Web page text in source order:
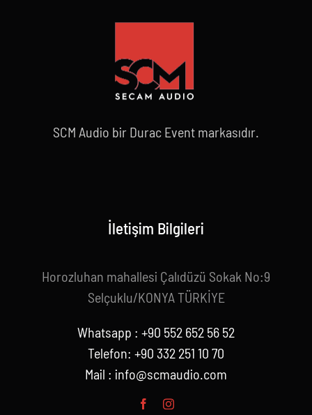
SCM Audio bir Durac Event markasıdır.
İletişim Bilgileri
Horozluhan mahallesi Çalıdüzü Sokak No:9
Selçuklu/KONYA TÜRKİYE
Whatsapp : +90 552 652 56 52
Telefon: +90 332 251 10 70
Mail : info@scmaudio.com